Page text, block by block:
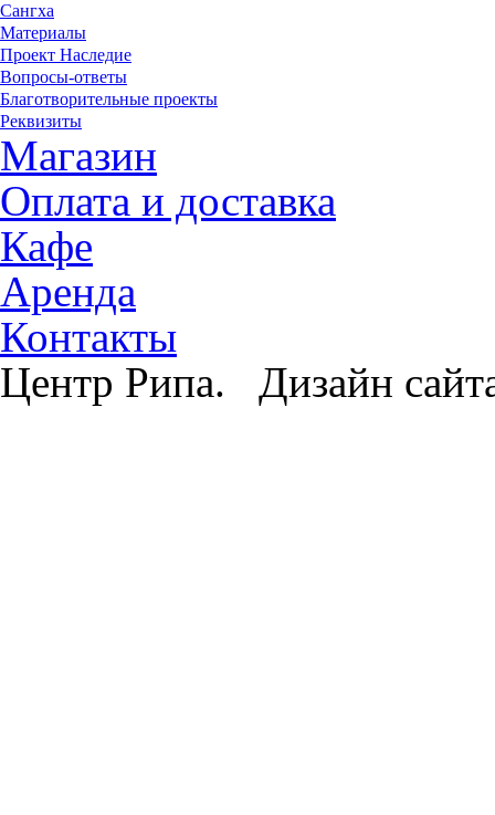
Сангха
Материалы
Проект Наследие
Вопросы-ответы
Благотворительные проекты
Реквизиты
Магазин
Оплата и доставка
Кафе
Аренда
Контакты
Центр Рипа. Дизайн